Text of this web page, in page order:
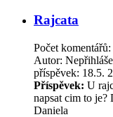
Rajcata
Počet komentářů:
Autor:
příspěvek: 18.5.
Příspěvek: U
napsat cim to
Daniela